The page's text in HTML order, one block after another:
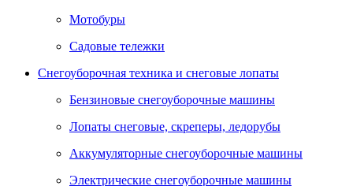
Мотобуры
Садовые тележки
Снегоуборочная техника и снеговые лопаты
Бензиновые снегоуборочные машины
Лопаты снеговые, скреперы, ледорубы
Аккумуляторные снегоуборочные машины
Электрические снегоуборочные машины